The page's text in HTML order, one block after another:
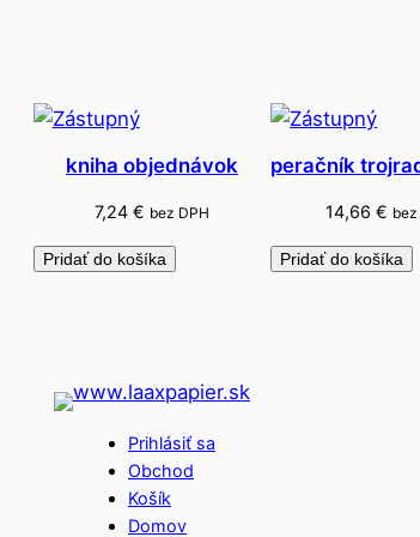
o
ý
kniha objednávok
7,24 € bez DPH
Pridať do košíka
peračník
14,66€
Pridať do košíka
Prihlásiť sa
Obchod
Košík
Domov